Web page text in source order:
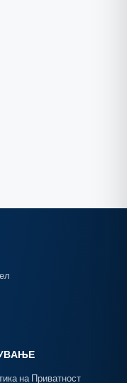
на Приватност